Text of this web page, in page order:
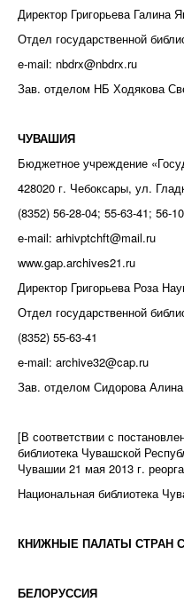
Директор Григорьева Галина
Отдел государственной
e-mail: nbdrx@nbdrx.ru
Зав. отделом НБ Ходякова
ЧУВАШИЯ
Бюджетное учреждение
428020 г. Чебоксары, ул.
(8352) 56-28-04; 55-63-41; 56-
e-mail: arhivptchft@mail.ru
www.gap.archives21.ru
Директор Григорьева Роза
Отдел государственной
(8352) 55-63-41
e-mail: archive32@cap.ru
Зав. отделом Сидорова Алина
[В соответствии с
библиотека Чувашской
Чувашии 21 мая 2013 г.
Национальная библиотека
КНИЖНЫЕ ПАЛАТЫ СТРАН
БЕЛОРУССИЯ